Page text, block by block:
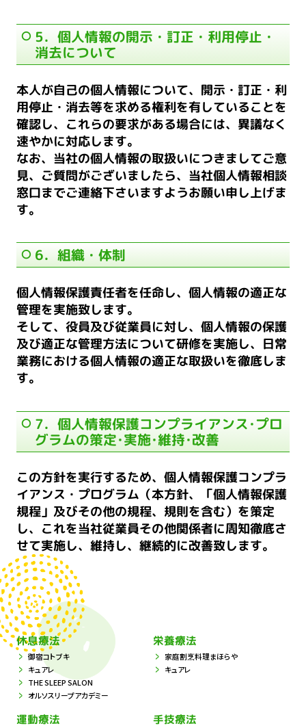
5．個人情報の開示・訂正・利用停止・
消去について
本人が自己の個人情報について、開示・訂正・利
用停止・消去等を求める権利を有していることを
確認し、これらの要求がある場合には、異議なく
速やかに対応します。
なお、当社の個人情報の取扱いにつきましてご意
見、ご質問がございましたら、当社個人情報相談
窓口までご連絡下さいますようお願い申し上げま
す。
6．組織・体制
個人情報保護責任者を任命し、個人情報の適正な
管理を実施致します。
そして、役員及び従業員に対し、個人情報の保護
及び適正な管理方法について研修を実施し、日常
業務における個人情報の適正な取扱いを徹底しま
す。
7．個人情報保護コンプライアンス･プロ
グラムの策定･実施･維持･改善
この方針を実行するため、個人情報保護コンプラ
イアンス・プログラム（本方針、「個人情報保護
規程」及びその他の規程、規則を含む）を策定
し、これを当社従業員その他関係者に周知徹底さ
せて実施し、維持し、継続的に改善致します。
休息療法
御宿コトブキ
キュアレ
THE SLEEP SALON
オルソスリープアカデミー
栄養療法
家庭割烹料理まほらや
キュアレ
運動療法 手技療法